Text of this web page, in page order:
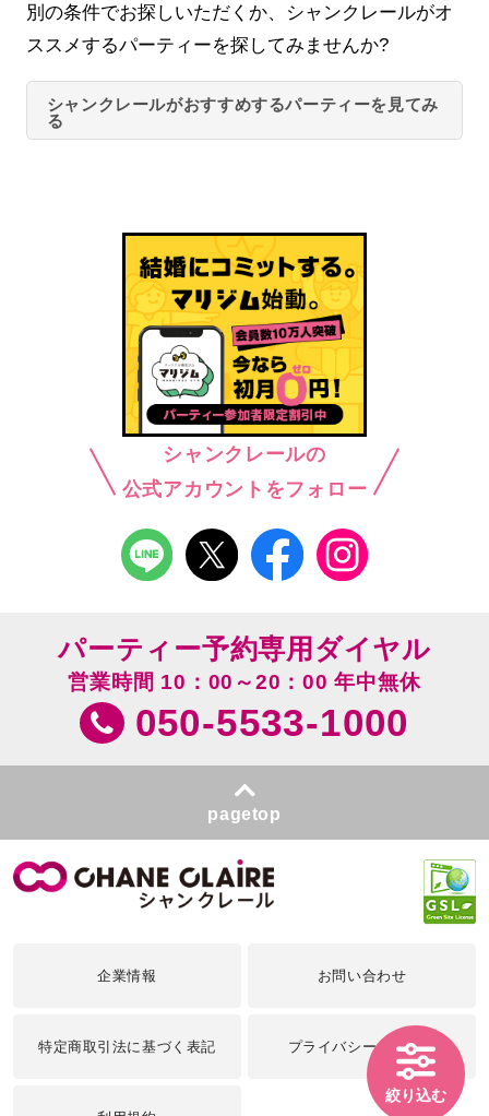
別の条件でお探しいただくか、シャンクレールがオ
ススメするパーティーを探してみませんか?
シャンクレールがおすすめするパーティーを見てみ
る
シャンクレールの
公式アカウントをフォロー
絞り込む
パーティー予約専用ダイヤル
営業時間 10：00～20：00 年中無休
050-5533-1000
pagetop
企業情報 お問い合わせ
特定商取引法に基づく表記 プライバシーポリシー